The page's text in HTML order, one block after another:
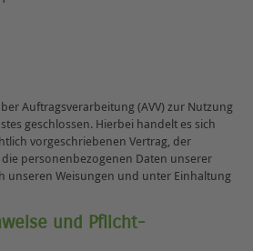
Auftragsverarbeitung (AVV) zur Nutzung
geschlossen. Hierbei handelt es sich
vorgeschriebenen Vertrag, der
personenbezogenen Daten unserer
unseren Weisungen und unter Einhaltung
und Pflicht­